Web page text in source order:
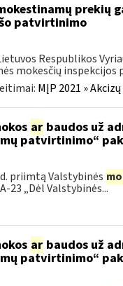
prekių
patvirtinimo
Respublikos
mokesčių inspekcijos
MĮP 2021 »
arbaudos už
patvirtinimo“
priimtą Valstybinės
23 „Dėl Valstybinės...
arbaudos už
patvirtinimo“